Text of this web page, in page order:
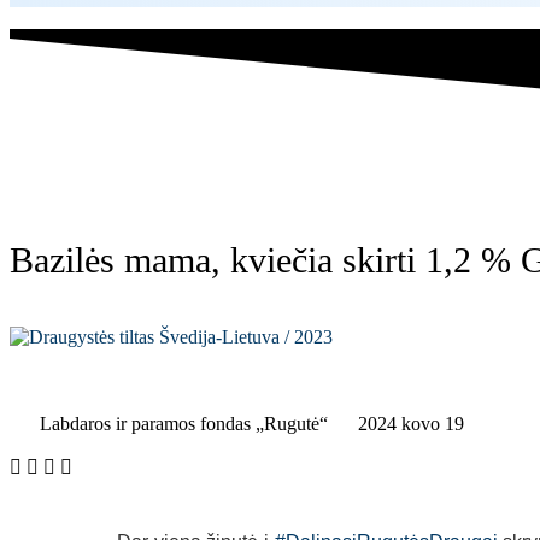
Bazilės mama, kviečia skirti 1,2 %
Labdaros ir paramos fondas „Rugutė“ 2024 kovo 19